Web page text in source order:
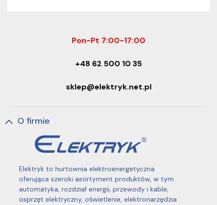
Pon-Pt 7:00-17:00
+48 62 500 10 35
sklep@elektryk.net.pl
O firmie
Elektryk to hurtownia elektroenergetyczna
oferująca szeroki asortyment produktów, w tym
automatyka, rozdział energii, przewody i kable,
osprzęt elektryczny, oświetlenie, elektronarzędzia